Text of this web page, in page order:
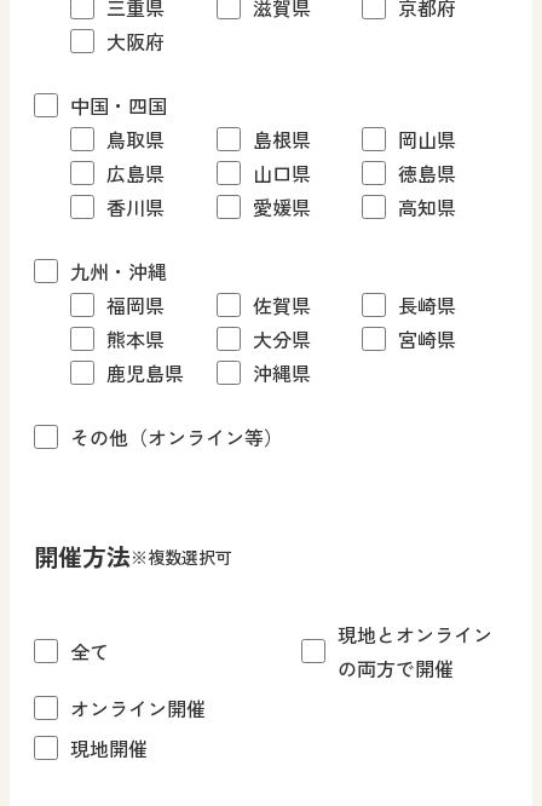
三重県
滋賀県
京都府
大阪府
中国・四国
鳥取県
島根県
岡山県
広島県
山口県
徳島県
香川県
愛媛県 高知県
九州・沖縄
福岡県
佐賀県
長崎県
熊本県
大分県
宮崎県
鹿児島県
沖縄県
その他（オンライン等）
開催方法※複数選択可
全て
現地とオンライン
の両方で開催
オンライン開催
現地開催